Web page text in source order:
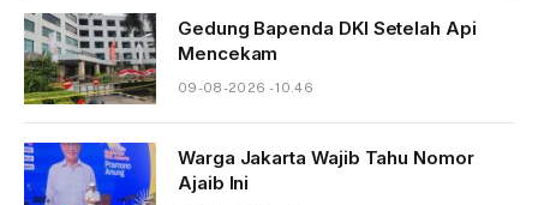
Gedung Bapenda DKI Setelah Api
Mencekam
09-08-2026 - 10.46
Warga Jakarta Wajib Tahu Nomor
Ajaib Ini